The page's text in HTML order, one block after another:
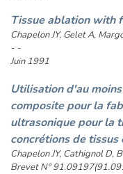
Tissue ablation with
Chapelon JY, Gelet A,
- -
Juin 1991
Utilisation d'au
composite pour la
ultrasonique pour la
concrétions de
Chapelon JY, Cathignol D,
Brevet N°